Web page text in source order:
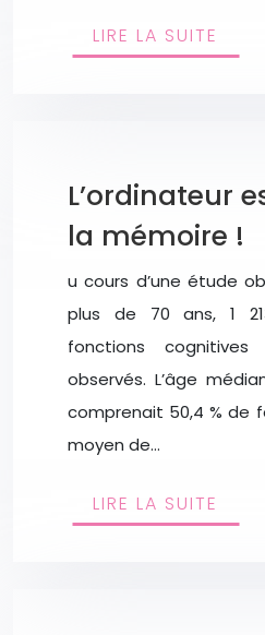
LIRE LA SUITE
L’ordinateur
la mémoire !
u cours d’une étude
plus de 70 ans, 1
fonctions
observés. L’âge
comprenait 50,4 % de
moyen de…
LIRE LA SUITE